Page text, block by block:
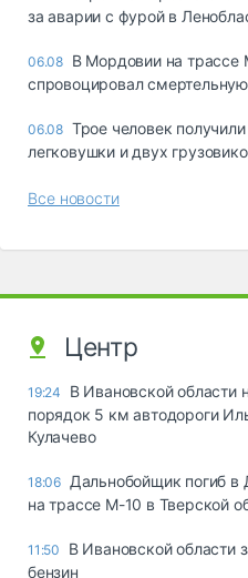
за аварии с фурой в
06.08 В Мордовии на
спровоцировал
06.08 Трое человек
легковушки и двух
Все новости
Центр
19:24
В Ивановской области
порядок 5 км автодороги
Кулачево
18:06 Дальнобойщик погиб
на трассе М-10 в Тверской
11:50
В Ивановской области
бензин